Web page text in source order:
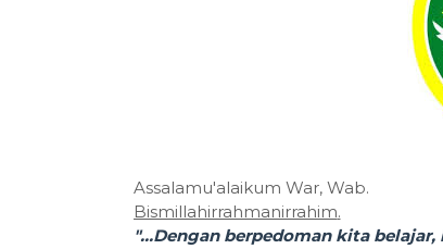
Assalamu'alaikum War, Wab.
Bismillahirrahmanirrahim.
"...Dengan berpedoman kita belajar,